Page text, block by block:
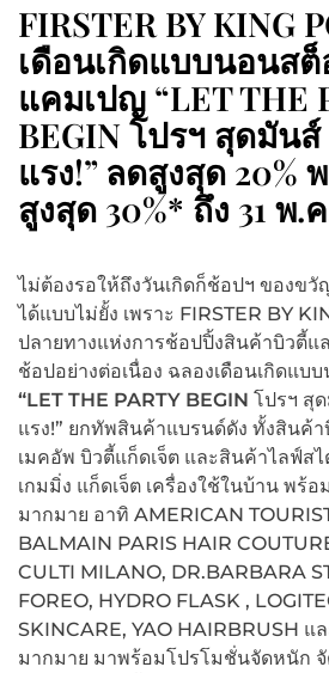
FIRSTER BY KING
เดือนเกิดแบบนอนส
แคมเปญ “LET THE
BEGIN โปรฯ สุดมัน
แรง!” ลดสูงสุด 20%
สูงสุด 30%* ถึง 31 พ.
ไม่ต้องรอให้ถึงวันเกิดก็ช้อปฯ ของขวั
ได้แบบไม่ยั้ง เพราะ FIRSTER BY
ปลายทางแห่งการช้อปปิ้งสินค้าบิวตี้แ
ช้อปอย่างต่อเนื่อง ฉลองเดือนเกิดแ
“LET THE PARTY BEGIN โปรฯ สุ
แรง!” ยกทัพสินค้าแบรนด์ดัง ทั้งสินค้
เมคอัพ บิวตี้แก็ดเจ็ต และสินค้าไลฟ์ส
เกมมิ่ง แก็ดเจ็ต เครื่องใช้ในบ้าน พร้
มากมาย อาทิ AMERICAN
BALMAIN PARIS HAIR
CULTI MILANO, DR.BARBARA
FOREO, HYDRO FLASK ,
SKINCARE, YAO HAIRBRUSH
มากมาย มาพร้อมโปรโมชั่นจัดหนัก จั